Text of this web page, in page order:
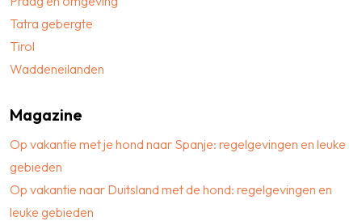
Tatra gebergte
Tirol
Waddeneilanden
Magazine
Op vakantie met je hond naar Spanje: regelgevingen en leuke
gebieden
Op vakantie naar Duitsland met de hond: regelgevingen en
leuke gebieden